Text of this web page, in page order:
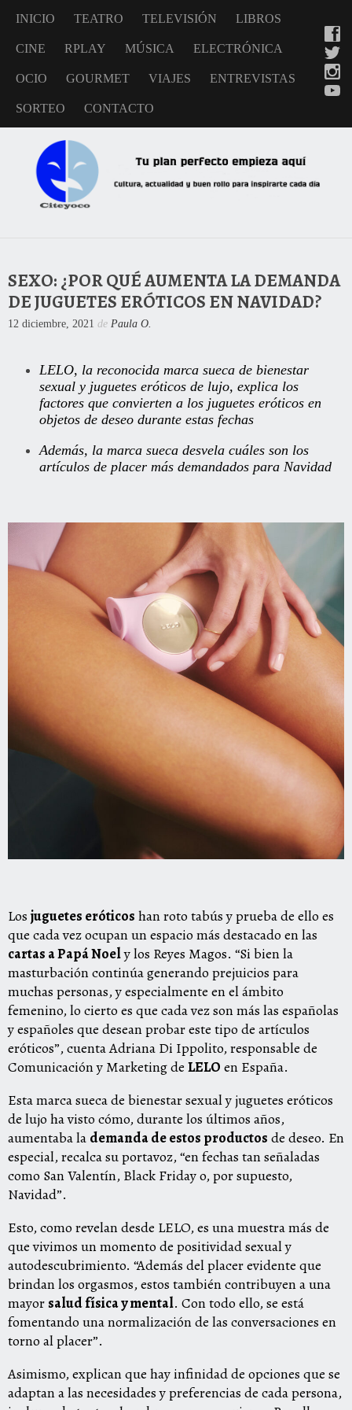
INICIO TEATRO TELEVISIÓN LIBROS
CINE RPLAY MÚSICA ELECTRÓNICA
OCIO GOURMET VIAJES ENTREVISTAS
SORTEO CONTACTO
SEXO: ¿POR QUÉ AUMENTA LA DEMANDA
DE JUGUETES ERÓTICOS EN NAVIDAD?
12 diciembre, 2021 de Paula O.
LELO, la reconocida marca sueca de bienestar
sexual y juguetes eróticos de lujo, explica los
factores que convierten a los juguetes eróticos en
objetos de deseo durante estas fechas
Además, la marca sueca desvela cuáles son los
artículos de placer más demandados para Navidad
Los juguetes eróticos han roto tabús y prueba de ello es
que cada vez ocupan un espacio más destacado en las
cartas a Papá Noely los Reyes Magos. “Si bien la
masturbación continúa generando prejuicios para
muchas personas, y especialmente en el ámbito
femenino, lo cierto es que cada vez son más las españolas
y españoles que desean probar este tipo de artículos
eróticos”, cuenta Adriana Di Ippolito, responsable de
Comunicación y Marketing de LELO en España.
Esta marca sueca de bienestar sexual y juguetes eróticos
de lujo ha visto cómo, durante los últimos años,
aumentaba la demanda de estos productos de deseo. En
especial, recalca su portavoz, “en fechas tan señaladas
como San Valentín, Black Friday o, por supuesto,
Navidad”.
Esto, como revelan desde LELO, es una muestra más de
que vivimos un momento de positividad sexual y
autodescubrimiento. “Además del placer evidente que
brindan los orgasmos, estos también contribuyen a una
mayor salud física y mental. Con todo ello, se está
fomentando una normalización de las conversaciones en
torno al placer”.
Asimismo, explican que hay infinidad de opciones que se
adaptan a las necesidades y preferencias de cada persona,